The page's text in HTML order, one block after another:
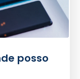
posso